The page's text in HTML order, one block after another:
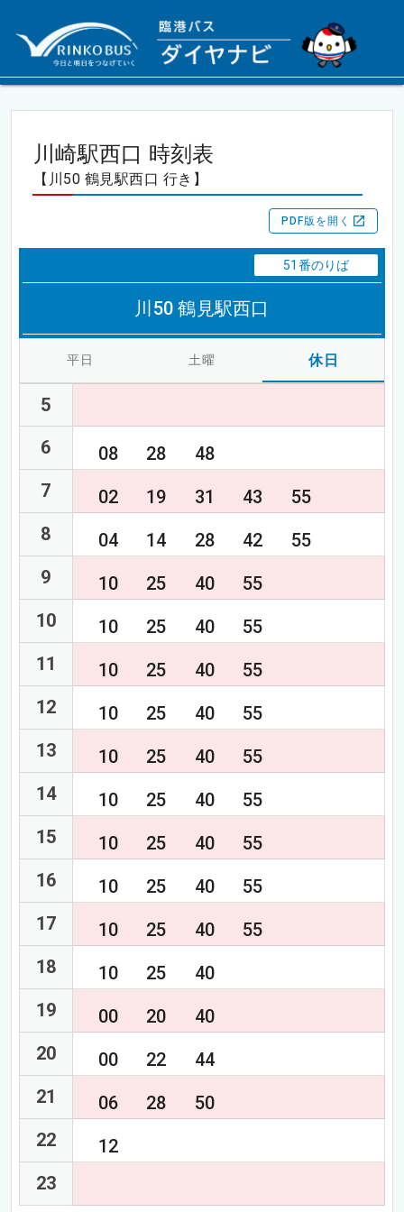
川崎駅西口 時刻表
【川50 鶴見駅西口 行き】
PDF版を開く
51番のりば
川50 鶴見駅西口
平日 土曜 休日
5
6
08 28
48
7
02 19 31 43
55
8
04 14 28 42
55
9
10 25 40
55
10
10 25 40
55
11
10 25 40
55
12
10 25 40
55
13
10 25 40
55
14
10 25 40
55
15
10 25 40
55
16
10 25 40
55
17
10 25 40
55
18
10 25
40
19
00 20
40
20
00 22
44
21
06 28
50
22
12
23